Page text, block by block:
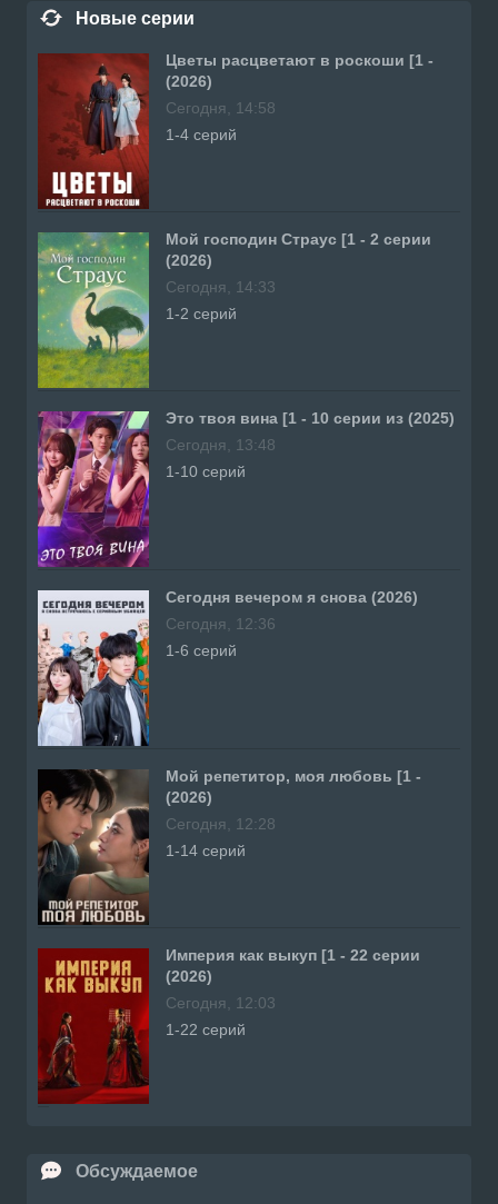
Новые серии
Цветы расцветают в роскоши [1 -
(2026)
Сегодня, 14:58
1-4 серий
Мой господин Страус [1 - 2 серии
(2026)
Сегодня, 14:33
1-2 серий
Это твоя вина [1 - 10 серии из (2025)
Сегодня, 13:48
1-10 серий
Сегодня вечером я снова (2026)
Сегодня, 12:36
1-6 серий
Мой репетитор, моя любовь [1 -
(2026)
Сегодня, 12:28
1-14 серий
Империя как выкуп [1 - 22 серии
(2026)
Сегодня, 12:03
1-22 серий
Обсуждаемое